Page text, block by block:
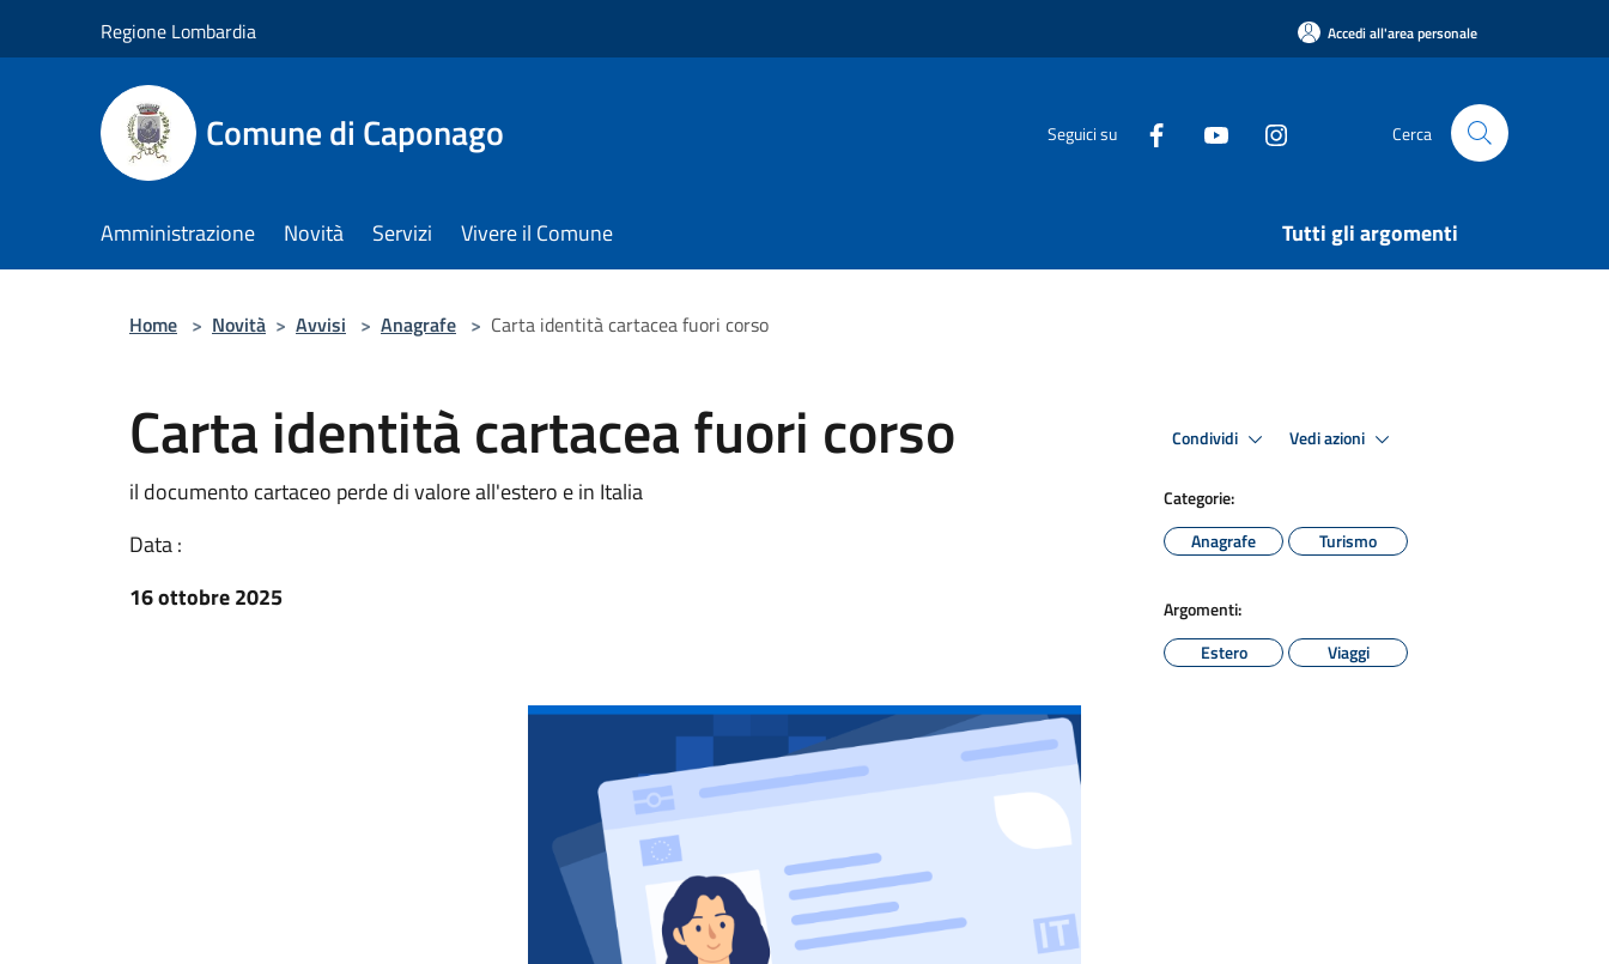
Regione Lombardia Accedi all'area personale
Comune di Caponago Seguici su Cerca
Amministrazione Novità Servizi Vivere il Comune Tutti gli argomenti
Home > Novità > Avvisi > Anagrafe > Carta identità cartacea fuori corso
Carta identità cartacea fuori corso
il documento cartaceo perde di valore all'estero e in Italia
Data :
16 ottobre 2025
Condividi Vedi azioni
Categorie:
Anagrafe
Turismo
Argomenti:
Estero
Viaggi